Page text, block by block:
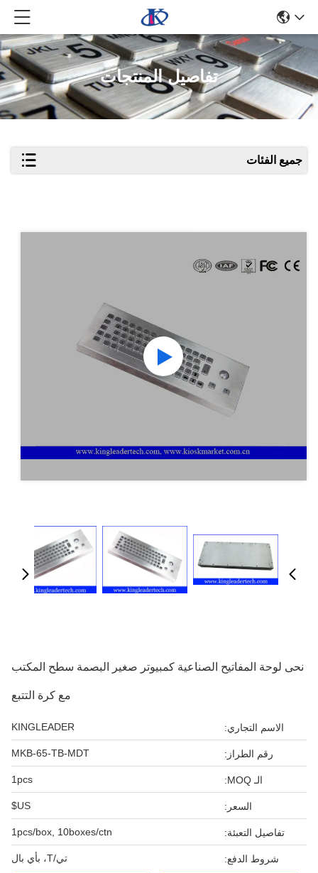
تفاصيل المنتجات
جميع الفئات
نحى لوحة المفاتيح الصناعية كمبيوتر صغير البصمة سطح المكتب
مع كرة التتبع
الاسم التجاري: KINGLEADER
رقم الطراز: MKB-65-TB-MDT
الـ MOQ: 1pcs
السعر: US$
تفاصيل التعبئة: 1pcs/box, 10boxes/ctn
شروط الدفع: تي/T، بأي بال